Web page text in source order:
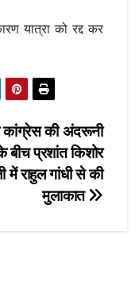
यात्रा को रद्द कर
कांग्रेस की अंदरूनी
प्रशांत किशोर
में राहुल गांधी से की
मुलाकात